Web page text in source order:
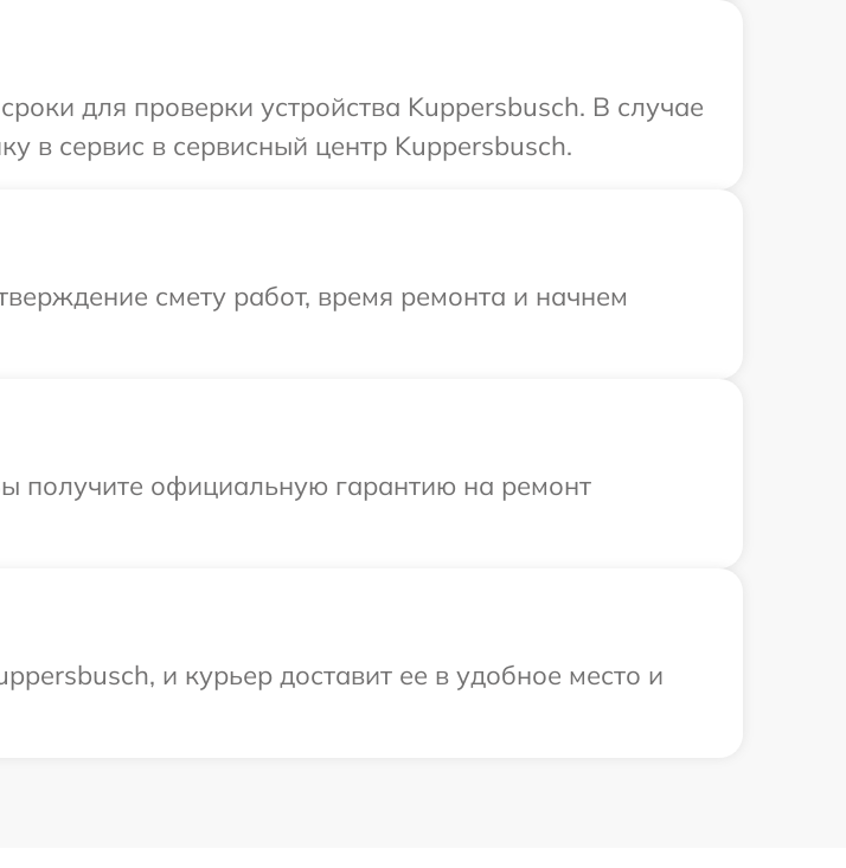
для проверки устройства Kuppersbusch. В случае
в сервис в сервисный центр Kuppersbusch.
смету работ, время ремонта и начнем
получите официальную гарантию на ремонт
и курьер доставит ее в удобное место и